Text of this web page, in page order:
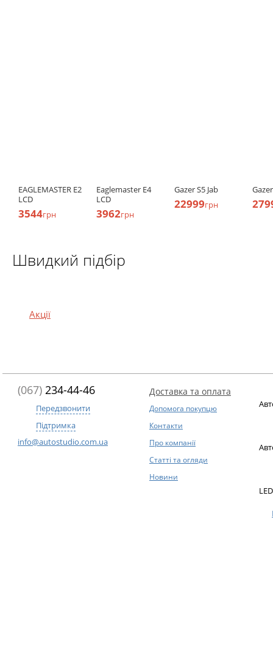
EAGLEMASTER E2
LCD
3544грн
Eaglemaster E4
LCD
3962грн
Gazer S5 Jab
22999грн
Швидкий підбір
Акції
(067) 234-44-46
Передзвонити
Підтримка
info@autostudio.com.ua
Доставка та оплата
Допомога покупцю
Контакти
Про компанії
Статті та огляди
Новини